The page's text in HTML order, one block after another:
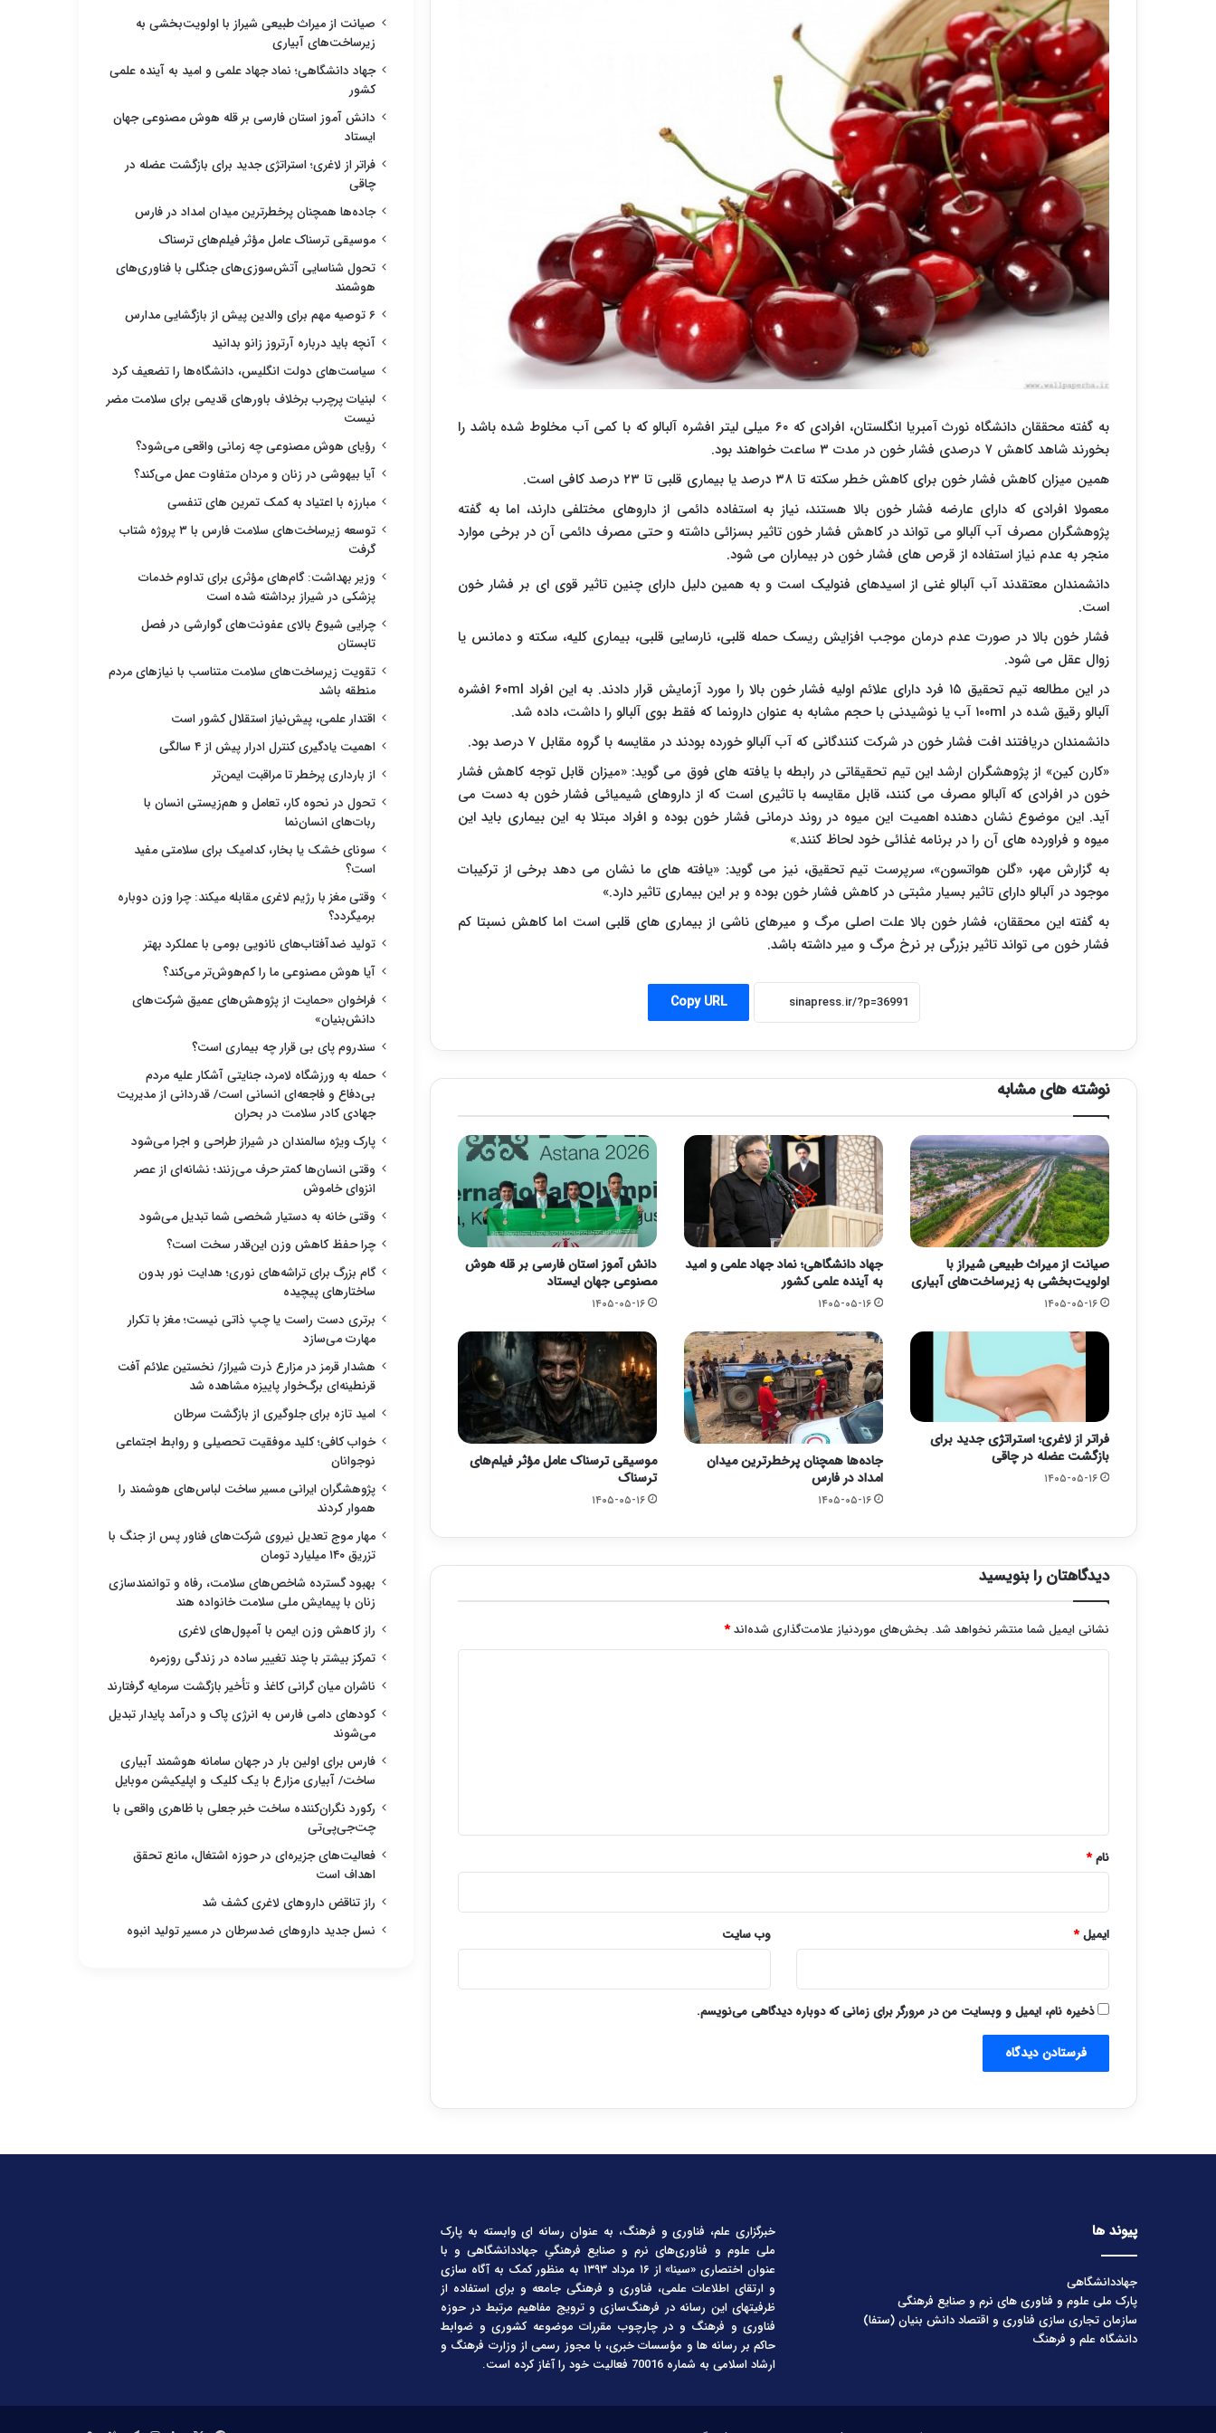
به گفته محققان دانشگاه نورث آمبریا انگلستان، افرادی که ۶۰ میلی لیتر افشره آلبالو که با کمی آب مخلوط شده باشد را
بخورند شاهد کاهش ۷ درصدی فشار خون در مدت ۳ ساعت خواهند بود.
همین میزان کاهش فشار خون برای کاهش خطر سکته تا ۳۸ درصد یا بیماری قلبی تا ۲۳ درصد کافی است.
معمولا افرادی که دارای عارضه فشار خون بالا هستند، نیاز به استفاده دائمی از داروهای مختلفی دارند، اما به گفته
پژوهشگران مصرف آب آلبالو می تواند در کاهش فشار خون تاثیر بسزائی داشته و حتی مصرف دائمی آن در برخی موارد
منجر به عدم نیاز استفاده از قرص های فشار خون در بیماران می شود.
دانشمندان معتقدند آب آلبالو غنی از اسیدهای فنولیک است و به همین دلیل دارای چنین تاثیر قوی ای بر فشار خون
است.
فشار خون بالا در صورت عدم درمان موجب افزایش ریسک حمله قلبی، نارسایی قلبی، بیماری کلیه، سکته و دمانس یا
زوال عقل می شود.
در این مطالعه تیم تحقیق ۱۵ فرد دارای علائم اولیه فشار خون بالا را مورد آزمایش قرار دادند. به این افراد
۶۰ml افشره
آلبالو رقیق شده در ۱۰۰ml آب یا نوشیدنی با حجم مشابه به عنوان دارونما که فقط بوی آلبالو را داشت، داده شد.
دانشمندان دریافتند افت فشار خون در شرکت کنندگانی که آب آلبالو خورده بودند در مقایسه با گروه مقابل ۷ درصد بود.
«کارن کین» از پژوهشگران ارشد این تیم تحقیقاتی در رابطه با یافته های فوق می گوید: «میزان قابل توجه کاهش فشار
خون در افرادی که آلبالو مصرف می کنند، قابل مقایسه با تاثیری است که از داروهای شیمیائی فشار خون به دست می
آید. این موضوع نشان دهنده اهمیت این میوه در روند درمانی فشار خون بوده و افراد مبتلا به این بیماری باید این
میوه و فراورده های آن را در برنامه غذائی خود لحاظ کنند.»
به گزارش مهر، «گلن هواتسون»، سرپرست تیم تحقیق، نیز می گوید: «یافته های ما نشان می دهد برخی از ترکیبات
موجود در آلبالو دارای تاثیر بسیار مثبتی در کاهش فشار خون بوده و بر این بیماری تاثیر دارد.»
به گفته این محققان، فشار خون بالا علت اصلی مرگ و میرهای ناشی از بیماری های قلبی است اما کاهش نسبتا کم
فشار خون می تواند تاثیر بزرگی بر نرخ مرگ و میر داشته باشد.
Copy URL
نوشته های مشابه
صیانت از میراث طبیعی شیراز با
اولویت‌بخشی به زیرساخت‌های آبیاری
۱۴۰۵-۰۵-۱۶
جهاد دانشگاهی؛ نماد جهاد علمی و امید
به آینده علمی کشور
۱۴۰۵-۰۵-۱۶
دانش آموز استان فارسی بر قله هوش
مصنوعی جهان ایستاد
۱۴۰۵-۰۵-۱۶
فراتر از لاغری؛ استراتژی جدید برای
بازگشت عضله در چاقی
۱۴۰۵-۰۵-۱۶
جاده‌ها همچنان پرخطرترین میدان
امداد در فارس
۱۴۰۵-۰۵-۱۶
موسیقی ترسناک عامل مؤثر فیلم‌های
ترسناک
۱۴۰۵-۰۵-۱۶
دیدگاهتان را بنویسید
نشانی ایمیل شما منتشر نخواهد شد. بخش‌های موردنیاز علامت‌گذاری شده‌اند*
نام*
ایمیل* وب‌ سایت
ذخیره نام، ایمیل و وبسایت من در مرورگر برای زمانی که دوباره دیدگاهی می‌نویسم.
صیانت از میراث طبیعی شیراز با اولویت‌بخشی به
زیرساخت‌های آبیاری
جهاد دانشگاهی؛ نماد جهاد علمی و امید به آینده علمی
کشور
دانش آموز استان فارسی بر قله هوش مصنوعی جهان
ایستاد
فراتر از لاغری؛ استراتژی جدید برای بازگشت عضله در
چاقی
جاده‌ها همچنان پرخطرترین میدان امداد در فارس
موسیقی ترسناک عامل مؤثر فیلم‌های ترسناک
تحول شناسایی آتش‌سوزی‌های جنگلی با فناوری‌های
هوشمند
۶ توصیه مهم برای والدین پیش از بازگشایی مدارس
آنچه باید درباره آرتروز زانو بدانید
سیاست‌های دولت انگلیس، دانشگاه‌ها را تضعیف کرد
لبنیات پرچرب برخلاف باورهای قدیمی برای سلامت مضر
نیست
رؤیای هوش مصنوعی چه زمانی واقعی می‌شود؟
آیا بیهوشی در زنان و مردان متفاوت عمل می‌کند؟
مبارزه با اعتیاد به کمک تمرین های تنفسی
توسعه زیرساخت‌های سلامت فارس با ۳ پروژه شتاب
گرفت
وزیر بهداشت: گام‌های مؤثری برای تداوم خدمات
پزشکی در شیراز برداشته شده است
چرایی شیوع بالای عفونت‌های گوارشی در فصل
تابستان
تقویت زیرساخت‌های سلامت متناسب با نیازهای مردم
منطقه باشد
اقتدار علمی، پیش‌نیاز استقلال کشور است
اهمیت یادگیری کنترل ادرار پیش از ۴ سالگی
از بارداری پرخطر تا مراقبت ایمن‌تر
تحول در نحوه کار، تعامل و هم‌زیستی انسان با
ربات‌های انسان‌نما
سونای خشک یا بخار، کدامیک برای سلامتی مفید
است؟
وقتی مغز با رژیم لاغری مقابله میکند: چرا وزن دوباره
برمیگردد؟
تولید ضدآفتاب‌های نانویی بومی با عملکرد بهتر
آیا هوش مصنوعی ما را کم‌هوش‌تر می‌کند؟
فراخوان «حمایت از پژوهش‌های عمیق شرکت‌های
دانش‌بنیان»
سندروم پای بی قرار چه بیماری است؟
حمله به ورزشگاه لامرد، جنایتی آشکار علیه مردم
بی‌دفاع و فاجعه‌ای انسانی است/ قدردانی از مدیریت
جهادی کادر سلامت در بحران
پارک ویژه سالمندان در شیراز طراحی و اجرا می‌شود
وقتی انسان‌ها کمتر حرف می‌زنند؛ نشانه‌ای از عصر
انزوای خاموش
وقتی خانه به دستیار شخصی شما تبدیل می‌شود
چرا حفظ کاهش وزن این‌قدر سخت است؟
گام بزرگ برای تراشه‌های نوری؛ هدایت نور بدون
ساختارهای پیچیده
برتری دست راست یا چپ ذاتی نیست؛ مغز با تکرار
مهارت می‌سازد
هشدار قرمز در مزارع ذرت شیراز/ نخستین علائم آفت
قرنطینه‌ای برگ‌خوار پاییزه مشاهده شد
امید تازه برای جلوگیری از بازگشت سرطان
خواب کافی؛ کلید موفقیت تحصیلی و روابط اجتماعی
نوجوانان
پژوهشگران ایرانی مسیر ساخت لباس‌های هوشمند را
هموار کردند
مهار موج تعدیل نیروی شرکت‌های فناور پس از جنگ با
تزریق ۱۴۰ میلیارد تومان
بهبود گسترده شاخص‌های سلامت، رفاه و توانمندسازی
زنان با پیمایش ملی سلامت خانواده هند
راز کاهش وزن ایمن با آمپول‌های لاغری
تمرکز بیشتر با چند تغییر ساده در زندگی روزمره
ناشران میان گرانی کاغذ و تأخیر بازگشت سرمایه گرفتارند
کودهای دامی فارس به انرژی پاک و درآمد پایدار تبدیل
می‌شوند
فارس برای اولین بار در جهان سامانه هوشمند آبیاری
ساخت/ آبیاری مزارع با یک کلیک و اپلیکیشن موبایل
رکورد نگران‌کننده ساخت خبر جعلی با ظاهری واقعی با
چت‌جی‌پی‌تی
فعالیت‌های جزیره‌ای در حوزه اشتغال، مانع تحقق
اهداف است
راز تناقض داروهای لاغری کشف شد
نسل جدید داروهای ضدسرطان در مسیر تولید انبوه
پیوند ها
جهاددانشگاهی
پارک ملی علوم و فناوری های نرم و صنایع فرهنگی
سازمان تجاری سازی فناوری و اقتصاد دانش بنیان (ستفا)
دانشگاه علم و فرهنگ
خبرگزاری علم، فناوری و فرهنگ، به عنوان رسانه ای وابسته به پارک
ملی علوم و فناوری‌های نرم و صنایع فرهنگیِ جهاددانشگاهی و با
عنوان اختصاری «سینا» از ۱۶ مرداد ۱۳۹۳ به منظور کمک به آگاه سازی
و ارتقای اطلاعات علمی، فناوری و فرهنگی جامعه و برای استفاده از
ظرفیتهای این رسانه در فرهنگ‌سازی و ترویج مفاهیم مرتبط در حوزه
فناوری و فرهنگ و در چارچوب مقررات موضوعه کشوری و ضوابط
حاکم بر رسانه ها و مؤسسات خبری، با مجوز رسمی از وزارت فرهنگ و
ارشاد اسلامی به شماره 70016 فعالیت خود را آغاز کرده است.